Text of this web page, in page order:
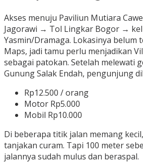
Akses menuju Paviliun Mutiara
Jagorawi → Tol Lingkar Bogor →
Yasmin/Dramaga. Lokasinya belum
Maps, jadi tamu perlu menjadikan
sebagai patokan. Setelah melewati
Gunung Salak Endah, pengunjung
Rp12.500 / orang
Motor Rp5.000
Mobil Rp10.000
Di beberapa titik jalan memang
tanjakan curam. Tapi 100 meter
jalannya sudah mulus dan beraspal.